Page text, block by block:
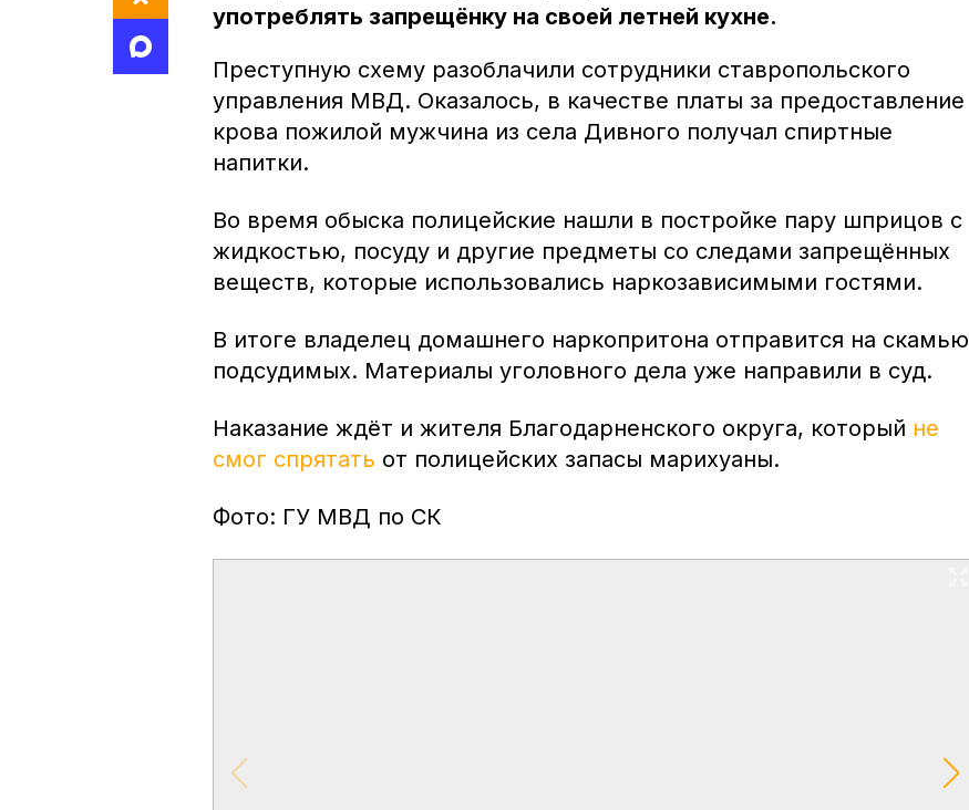
употреблять запрещёнку на своей летней кухне.
Преступную схему разоблачили сотрудники ставропольского
управления МВД. Оказалось, в качестве платы за предоставление
крова пожилой мужчина из села Дивного получал спиртные
напитки.
Во время обыска полицейские нашли в постройке пару шприцов с
жидкостью, посуду и другие предметы со следами запрещённых
веществ, которые использовались наркозависимыми гостями.
В итоге владелец домашнего наркопритона отправится на скамью
подсудимых. Материалы уголовного дела уже направили в суд.
Наказание ждёт и жителя Благодарненского округа, который не
смог спрятать от полицейских запасы марихуаны.
Фото: ГУ МВД по СК